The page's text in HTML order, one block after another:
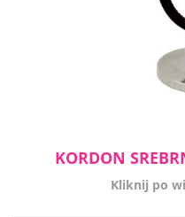
KORDON
Kliknij po